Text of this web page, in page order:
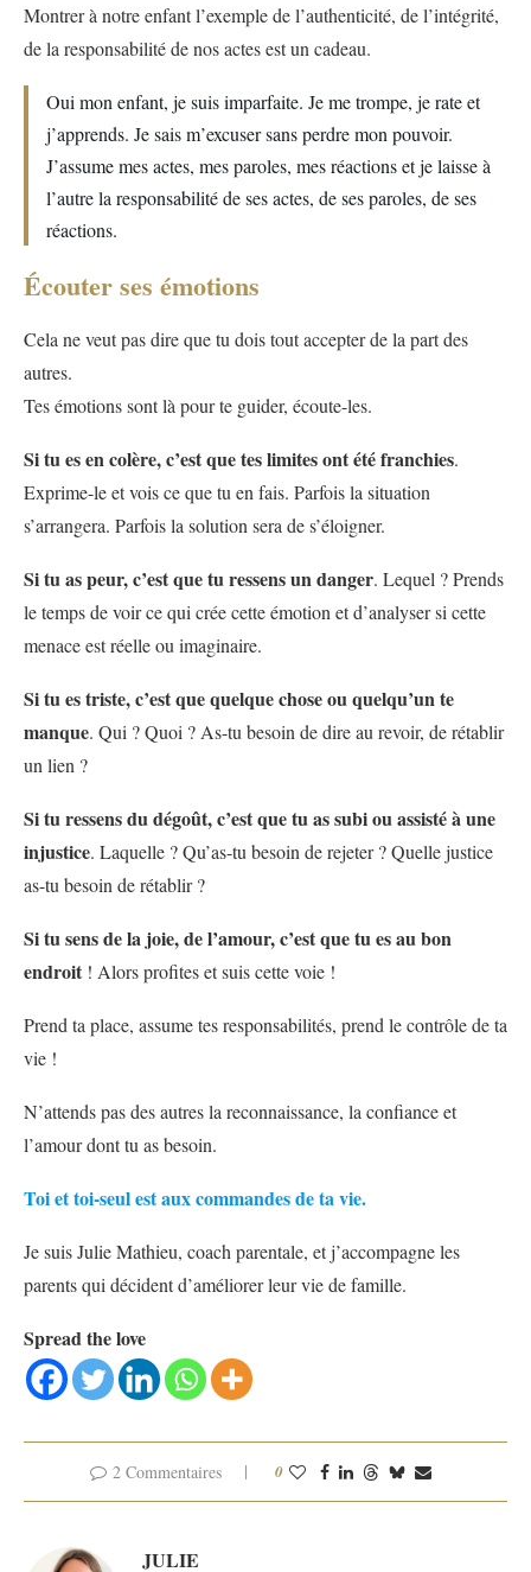
Montrer à notre enfant l’exemple de l’authenticité, de l’intégrité,
de la responsabilité de nos actes est un cadeau.
Oui mon enfant, je suis imparfaite. Je me trompe, je rate et
j’apprends. Je sais m’excuser sans perdre mon pouvoir.
J’assume mes actes, mes paroles, mes réactions et je laisse à
l’autre la responsabilité de ses actes, de ses paroles, de ses
réactions.
Écouter ses émotions
Cela ne veut pas dire que tu dois tout accepter de la part des
autres.
Tes émotions sont là pour te guider, écoute-les.
Si tu es en colère, c’est que tes limites ont été franchies.
Exprime-le et vois ce que tu en fais. Parfois la situation
s’arrangera. Parfois la solution sera de s’éloigner.
Si tu as peur, c’est que tu ressens un danger. Lequel ? Prends
le temps de voir ce qui crée cette émotion et d’analyser si cette
menace est réelle ou imaginaire.
Si tu es triste, c’est que quelque chose ou quelqu’un te
manque. Qui ? Quoi ? As-tu besoin de dire au revoir, de rétablir
un lien ?
Si tu ressens du dégoût, c’est que tu as subi ou assisté à une
injustice. Laquelle ? Qu’as-tu besoin de rejeter ? Quelle justice
as-tu besoin de rétablir ?
Si tu sens de la joie, de l’amour, c’est que tu es au bon
endroit ! Alors profites et suis cette voie !
Prend ta place, assume tes responsabilités, prend le contrôle de ta
vie !
N’attends pas des autres la reconnaissance, la confiance et
l’amour dont tu as besoin.
Toi et toi-seul est aux commandes de ta vie.
Je suis Julie Mathieu, coach parentale, et j’accompagne les
parents qui décident d’améliorer leur vie de famille.
Spread the love
2 Commentaires 0
JULIE